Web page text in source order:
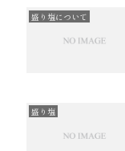
盛り塩について
盛り塩